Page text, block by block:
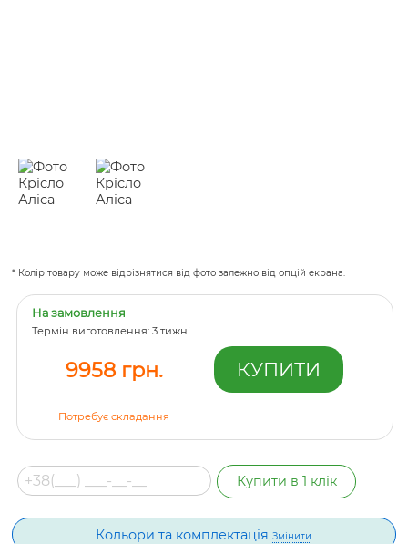
* Колір товару може відрізнятися від фото залежно від опцій екрана.
На замовлення
Термін виготовлення: 3 тижні
9958 грн.
Потребує складання
Кольори та комплектаціяЗмінити